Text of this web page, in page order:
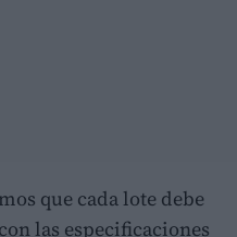
que cada lote debe
las especificaciones